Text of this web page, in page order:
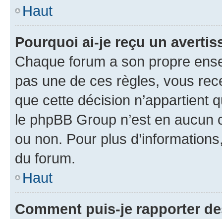
Haut
Pourquoi ai-je reçu un
Chaque forum a son propre
pas une de ces règles, vous
que cette décision n’appartient
le phpBB Group n’est en
ou non. Pour plus
du forum.
Haut
Comment puis-je rapporter